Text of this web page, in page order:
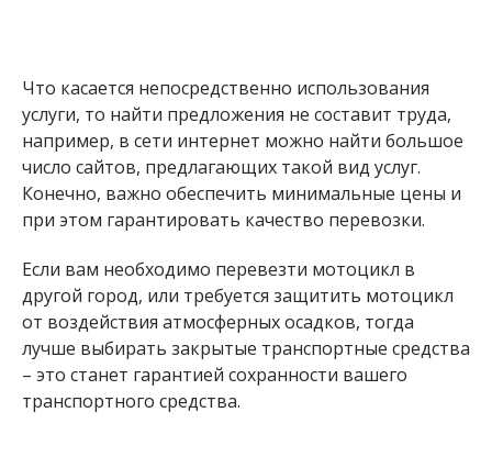
Что касается непосредственно использования
услуги, то найти предложения не составит труда,
например, в сети интернет можно найти большое
число сайтов, предлагающих такой вид услуг.
Конечно, важно обеспечить минимальные цены и
при этом гарантировать качество перевозки.
Если вам необходимо перевезти мотоцикл в
другой город, или требуется защитить мотоцикл
от воздействия атмосферных осадков, тогда
лучше выбирать закрытые транспортные средства
– это станет гарантией сохранности вашего
транспортного средства.